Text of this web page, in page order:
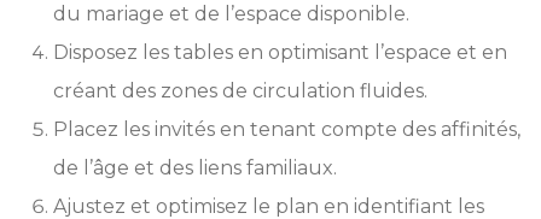
du mariage et de l’espace disponible.
Disposez les tables en optimisant l’espace et en
créant des zones de circulation fluides.
Placez les invités en tenant compte des affinités,
de l’âge et des liens familiaux.
Ajustez et optimisez le plan en identifiant les